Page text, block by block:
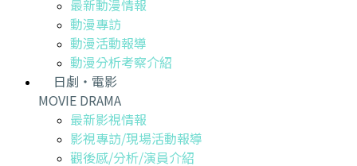
最新動漫情報
動漫專訪
動漫活動報導
動漫分析考察介紹
日劇・電影
MOVIE DRAMA
最新影視情報
影視專訪/現場活動報導
觀後感/分析/演員介紹